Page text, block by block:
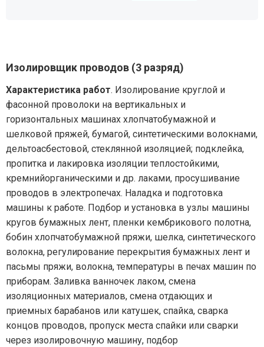
Изолировщик проводов (3 разряд)
Характеристика работ. Изолирование круглой и
фасонной проволоки на вертикальных и
горизонтальных машинах хлопчатобумажной и
шелковой пряжей, бумагой, синтетическими волокнами,
дельтоасбестовой, стеклянной изоляцией; подклейка,
пропитка и лакировка изоляции теплостойкими,
кремнийорганическими и др. лаками, просушивание
проводов в электропечах. Наладка и подготовка
машины к работе. Подбор и установка в узлы машины
кругов бумажных лент, пленки кембрикового полотна,
бобин хлопчатобумажной пряжи, шелка, синтетического
волокна, регулирование перекрытия бумажных лент и
пасьмы пряжи, волокна, температуры в печах машин по
приборам. Заливка ванночек лаком, смена
изоляционных материалов, смена отдающих и
приемных барабанов или катушек, спайка, сварка
концов проводов, пропуск места спайки или сварки
через изолировочную машину, подбор